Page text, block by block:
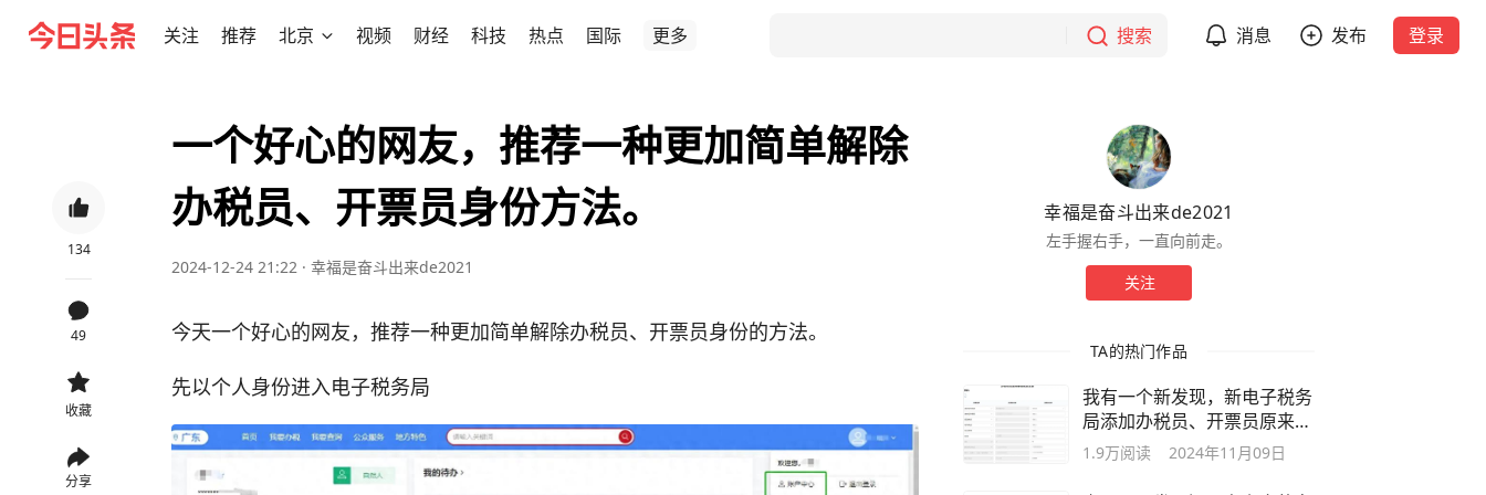
关注 推荐 北京 视频 财经 科技 热点 国际 更多 搜索 消息 发布 登录
134
49
收藏
分享
一个好心的网友，推荐一种更加简单解除
办税员、开票员身份方法。
2024-12-24 21:22 · 幸福是奋斗出来de2021
今天一个好心的网友，推荐一种更加简单解除办税员、开票员身份的方法。
先以个人身份进入电子税务局
幸福是奋斗出来de2021
左手握右手，一直向前走。
关注
TA的热门作品
我有一个新发现，新电子税务
局添加办税员、开票员原来藏
在这里。
1.9万阅读 2024年11月09日